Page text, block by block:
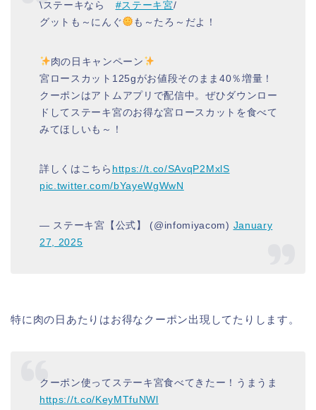
\ステーキなら #ステーキ宮/
グットも～にんぐ
も～たろ～だよ！
肉の日キャンペーン
宮ロースカット125gがお値段そのまま40％増量！
クーポンはアトムアプリで配信中。ぜひダウンロー
ドしてステーキ宮のお得な宮ロースカットを食べて
みてほしいも～！
詳しくはこちら https://t.co/SAvqP2MxlS
pic.twitter.com/bYayeWgWwN
— ステーキ宮【公式】 (@infomiyacom) January
27, 2025
特に肉の日あたりはお得なクーポン出現してたりします。
クーポン使ってステーキ宮食べてきたー！うまうま
https://t.co/KeyMTfuNWl